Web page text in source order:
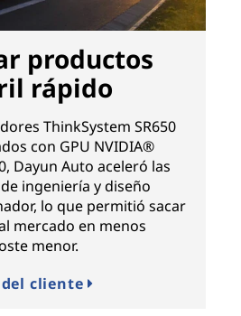
productos
rápido
ThinkSystem SR650
con GPU NVIDIA®
Dayun Auto aceleró las
ingeniería y diseño
lo que permitió sacar
mercado en menos
menor.
cliente